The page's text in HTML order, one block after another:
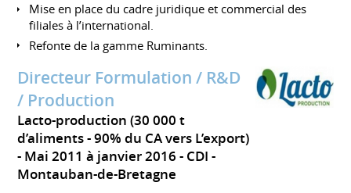
Mise en place du cadre juridique et commercial des
filiales à l’international.
Refonte de la gamme Ruminants.
Directeur Formulation / R&D
/ Production
Lacto-production (30 000 t
d’aliments - 90% du CA vers L’export)
Mai 2011 à janvier 2016 CDI
Montauban-de-Bretagne